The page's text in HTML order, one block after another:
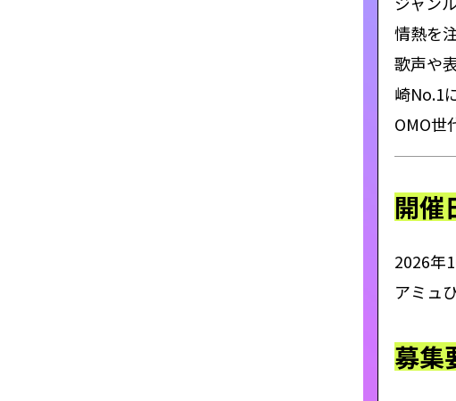
情熱を
歌声や
崎No.1
OMO世
開催
2026年
アミュ
募集